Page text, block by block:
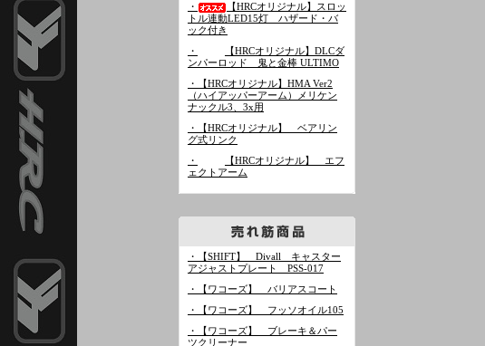
・
【HRCオリジナル】スロッ
トル連動LED15灯 ハザード・バ
ック付き
・
【HRCオリジナル】DLCダ
ンパーロッド 鬼と金棒 ULTIMO
・【HRCオリジナル】HMA Ver2
（ハイアッパーアーム）メリケン
ナックル3、3x用
・【HRCオリジナル】 ベアリン
グ式リンク
・
【HRCオリジナル】 エフ
ェクトアーム
・【SHIFT】 Divall キャスター
アジャストプレート PSS-017
・【ワコーズ】 バリアスコート
・【ワコーズ】 フッソオイル105
・【ワコーズ】 ブレーキ＆パー
ツクリーナー